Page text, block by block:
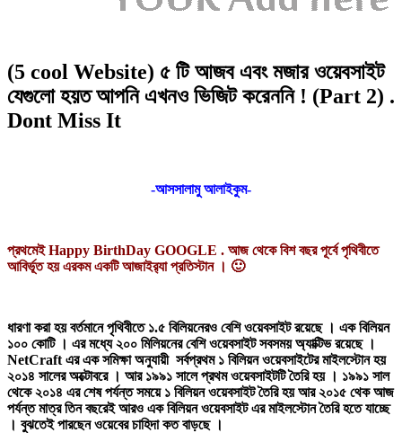
(5 cool Website) ৫ টি আজব এবং মজার ওয়েবসাইট
যেগুলো হয়ত আপনি এখনও ভিজিট করেননি ! (Part 2) .
Dont Miss It
-আসসালামু আলাইকুম-
প্রথমেই Happy BirthDay GOOGLE . আজ থেকে বিশ বছর পূর্বে পৃথিবীতে
আবির্ভূত হয় এরকম একটি আজাইর‍্যা প্রতিস্টান । 🙂
ধারণা করা হয় বর্তমানে পৃথিবীতে ১.৫ বিলিয়নেরও বেশি ওয়েবসাইট রয়েছে । এক বিলিয়ন
১০০ কোটি । এর মধ্যে ২০০ মিলিয়নের বেশি ওয়েবসাইট সবসময় অ্যাক্টিভ রয়েছে ।
NetCraft এর এক সমিক্ষা অনুযায়ী সর্বপ্রথম ১ বিলিয়ন ওয়েবসাইটের মাইলস্টোন হয়
২০১৪ সালের অক্টোবরে । আর ১৯৯১ সালে প্রথম ওয়েবসাইটটি তৈরি হয় । ১৯৯১ সাল
থেকে ২০১৪ এর শেষ পর্যন্ত সময়ে ১ বিলিয়ন ওয়েবসাইট তৈরি হয় আর ২০১৫ থেক আজ
পর্যন্ত মাত্র তিন বছরেই আরও এক বিলিয়ন ওয়েবসাইট এর মাইলস্টোন তৈরি হতে যাচ্ছে
। বুঝতেই পারছেন ওয়েবের চাহিদা কত বাড়ছে ।